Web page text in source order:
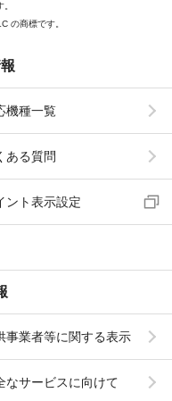
の商標です。
機種一覧
ある質問
ント表示設定
事業者等に関する表示
なサービスに向けて